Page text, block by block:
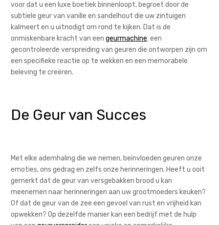
voor dat u een luxe boetiek binnenloopt, begroet door de
subtiele geur van vanille en sandelhout die uw zintuigen
kalmeert en u uitnodigt om rond te kijken. Dat is de
onmiskenbare kracht van eengeurmachine: een
gecontroleerde verspreiding van geuren die ontworpen zijn om
een specifieke reactie op te wekken en een memorabele
beleving te creëren.
De Geur van Succes
Met elke ademhaling die we nemen, beïnvloeden geuren onze
emoties, ons gedrag en zelfs onze herinneringen. Heeft u ooit
gemerkt dat de geur van versgebakken brood u kan
meenemen naar herinneringen aan uw grootmoeders keuken?
Of dat de geur van de zee een gevoel van rust en vrijheid kan
opwekken? Op dezelfde manier kan een bedrijf met de hulp